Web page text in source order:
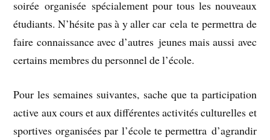
soirée organisée spécialement pour tous les nouveaux
étudiants. N’hésite pas à y aller car cela te permettra de
faire connaissance avec d’autres jeunes mais aussi avec
certains membres du personnel de l’école.
Pour les semaines suivantes, sache que ta participation
active aux cours et aux différentes activités culturelles et
sportives organisées par l’école te permettra d’agrandir